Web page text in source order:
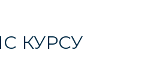
КУРСУ